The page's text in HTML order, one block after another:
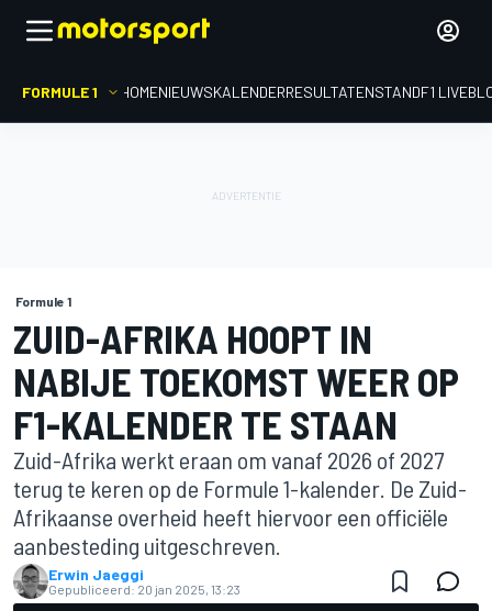
FORMULE 1 HOMENIEUWSKALENDERRESULTATENSTANDF1
Formule 1
ZUID-AFRIKA HOOPT IN
NABIJE TOEKOMST WEER OP
F1-KALENDER TE STAAN
Zuid-Afrika werkt eraan om vanaf 2026 of 2027
terug te keren op de Formule 1-kalender. De Zuid-
Afrikaanse overheid heeft hiervoor een officiële
aanbesteding uitgeschreven.
Erwin Jaeggi
Gepubliceerd: 20 jan 2025, 13:23